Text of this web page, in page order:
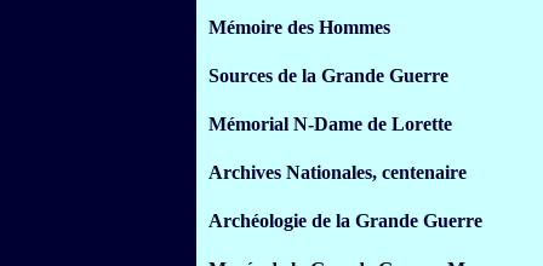
Mémoire des Hommes
Sources de la Grande Guerre
Mémorial N-Dame de Lorette
Archives Nationales, centenaire
Archéologie de la Grande Guerre